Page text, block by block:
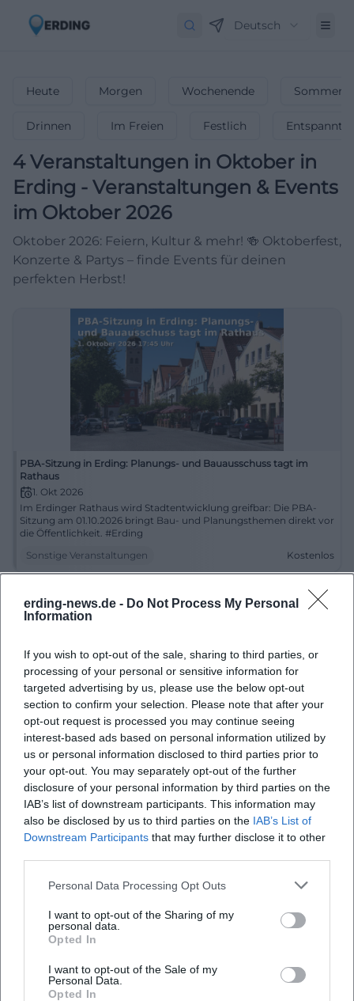
erding-news.de - Do Not Process My Personal
Information
If you wish to opt-out of the sale, sharing to third parties, or
processing of your personal or sensitive information for
targeted advertising by us, please use the below opt-out
section to confirm your selection. Please note that after your
opt-out request is processed you may continue seeing
interest-based ads based on personal information utilized by
us or personal information disclosed to third parties prior to
your opt-out. You may separately opt-out of the further
disclosure of your personal information by third parties on the
IAB’s list of downstream participants. This information may
also be disclosed by us to third parties on the IAB’s List of
Downstream Participants that may further disclose it to other
Personal Data Processing Opt Outs
I want to opt-out of the Sharing of my
personal data.
Opted In
I want to opt-out of the Sale of my
Personal Data.
Opted In
Deutsch
Heute Morgen Wochenende
Drinnen Im Freien Festlich Entspannt
4 Veranstaltungen in Oktober in
Erding - Veranstaltungen & Events
im Oktober 2026
Oktober 2026: Feiern, Kultur & mehr! 🍻 Oktoberfest,
Konzerte & Partys – finde Events für deinen
perfekten Herbst!
PBA-Sitzung in Erding: Planungs- und Bauausschuss tagt im
Rathaus
1. Okt 2026
Im Erdinger Rathaus wird Stadtentwicklung greifbar: Die PBA-
Sitzung am 01.10.2026 bringt Bau- und Planungsthemen direkt vor
die Öffentlichkeit. #Erding
Sonstige Veranstaltungen
Kostenlos
VFA-Sitzung im Rathaus Erding am 22.10.2026
22. Okt 2026
Kommunalpolitik live im Erdinger Rathaus: Die VFA-Sitzung
bringt Entscheidungen, Transparenz und Stadtgespräch an einen
Ort. 22.10.2026, 17:45 Uhr, Eintritt frei. #Erding
Sonstige Veranstaltungen
Kostenlos